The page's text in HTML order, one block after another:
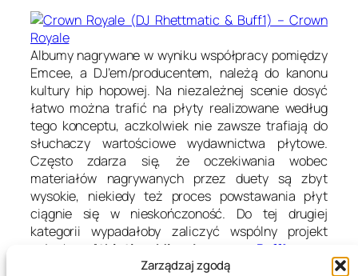
Zarządzaj zgodą
Albumy nagrywane w wyniku współpracy pomiędzy
Emcee, a DJ’em/producentem, należą do kanonu
kultury hip hopowej. Na niezależnej scenie dosyć
łatwo można trafić na płyty realizowane według
tego konceptu, aczkolwiek nie zawsze trafiają do
słuchaczy wartościowe wydawnictwa płytowe.
Często zdarza się, że oczekiwania wobec
materiałów nagrywanych przez duety są zbyt
wysokie, niekiedy też proces powstawania płyt
ciągnie się w nieskończoność. Do tej drugiej
kategorii wypadałoby zaliczyć wspólny projekt
członka
Athletic Mic League Buff1
Beat Junkies,DJ’a Rhettmatica